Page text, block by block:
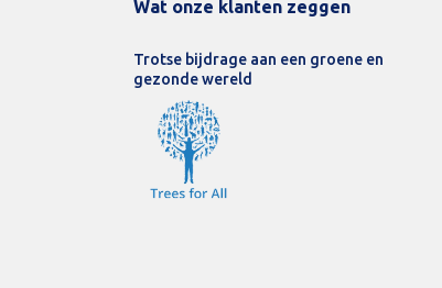
Wat onze klanten zeggen
Trotse bijdrage aan een groene en
gezonde wereld